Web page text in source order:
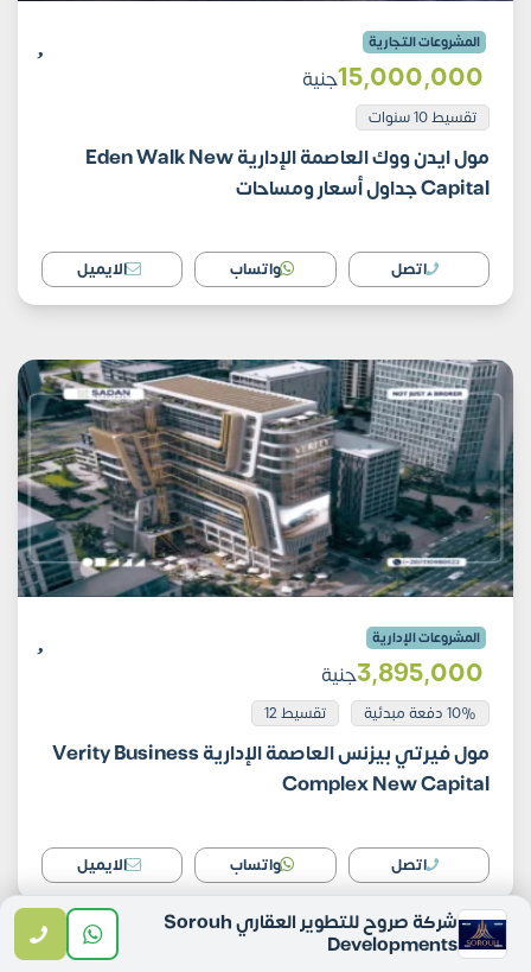
المشروعات التجارية
15٬000٬000جنية
تقسيط 10 سنوات
مول ايدن ووك العاصمة الإدارية Eden Walk New
Capital جداول أسعار ومساحات
اتصل واتساب الايميل
المشروعات الإدارية
3٬895٬000جنية
10% دفعة مبدئية تقسيط 12
مول فيرتي بيزنس العاصمة الإدارية Verity Business
Complex New Capital
اتصل واتساب الايميل
شركة صروح للتطوير العقاري Sorouh
Developments